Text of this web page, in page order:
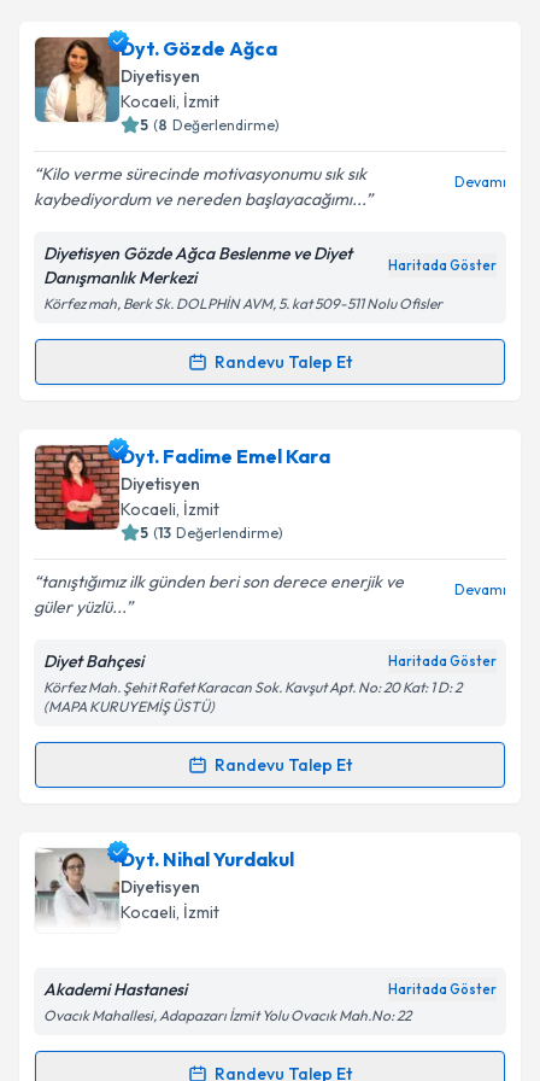
Dyt. Büşra Şahin Dündar
oluşturun. Size bu uzmandan randevu almanız için bir
takvim hazırlandığında e-posta ile bilgilendireceğiz.
Kişisel verilerimin işlenmesine ilişkin
Aydınlatma
Metni'ni okudum ve kişisel verilerimin belirtilen
kapsamda işlenmesini kabul ediyorum.
Takvim Talebini Gönder
Dyt. Gözde Ağca
Diyetisyen
Kocaeli, İzmit
5 (8 Değerlendirme)
Kilo verme sürecinde motivasyonumu sık sık
kaybediyordum ve nereden başlayacağımı...
Devamı
Diyetisyen Gözde Ağca Beslenme ve Diyet
Danışmanlık Merkezi
Haritada Göster
Körfez mah, Berk Sk. DOLPHİN AVM, 5. kat 509-511 Nolu Ofisler
Randevu Talep Et
Randevu Takvimi Talebi
Dyt. Gözde Ağcaiçin randevu takvimi talebi
oluşturun. Size bu uzmandan randevu almanız için bir
takvim hazırlandığında e-posta ile bilgilendireceğiz.
Kişisel verilerimin işlenmesine ilişkin
Aydınlatma
Metni'ni okudum ve kişisel verilerimin belirtilen
kapsamda işlenmesini kabul ediyorum.
Takvim Talebini Gönder
Dyt. Fadime Emel Kara
Diyetisyen
Kocaeli, İzmit
5 (13 Değerlendirme)
tanıştığımız ilk günden beri son derece enerjik ve
güler yüzlü...
Devamı
Diyet Bahçesi Haritada Göster
Körfez Mah. Şehit Rafet Karacan Sok. Kavşut Apt. No: 20 Kat: 1 D: 2
(MAPA KURUYEMİŞ ÜSTÜ)
Randevu Talep Et
Randevu Takvimi Talebi
Dyt. Fadime Emel Karaiçin randevu takvimi talebi
oluşturun. Size bu uzmandan randevu almanız için bir
takvim hazırlandığında e-posta ile bilgilendireceğiz.
Kişisel verilerimin işlenmesine ilişkin
Dyt. Nihal Yurdakul
Diyetisyen
Kocaeli, İzmit
Akademi Hastanesi Haritada Göster
Ovacık Mahallesi, Adapazarı İzmit Yolu Ovacık Mah.No: 22
Randevu Talep Et